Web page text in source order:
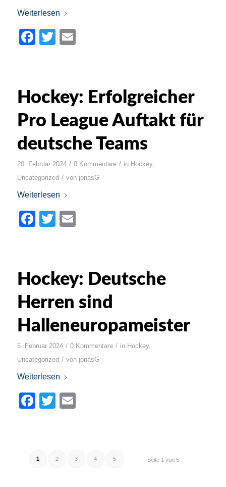
Weiterlesen
Facebook
Twitter
Hockey: Erfolgreicher
Pro League Auftakt für
deutsche Teams
20. Februar 2024 / 0 Kommentare / in Hockey,
Uncategorized / von jonasG
Weiterlesen
Facebook
Twitter
Hockey: Deutsche
Herren sind
Halleneuropameister
5. Februar 2024 / 0 Kommentare / in Hockey,
Uncategorized / von jonasG
Weiterlesen
Facebook
Twitter
Seite 1 von 5
1 2 3 4 5